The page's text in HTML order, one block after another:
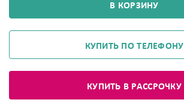
В КОРЗИНУ
КУПИТЬ ПО ТЕЛЕФОНУ
КУПИТЬ В РАССРОЧКУ